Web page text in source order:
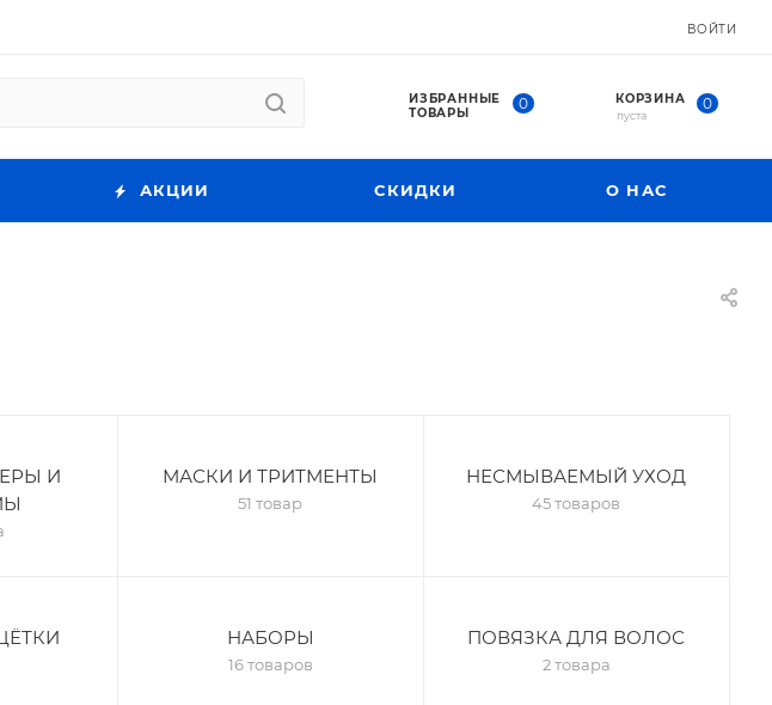
ВОЙТИ
ИЗБРАННЫЕ
ТОВАРЫ
0 КОРЗИНА 0
пуста
АКЦИИ СКИДКИ О НАС
И
МАСКИ И ТРИТМЕНТЫ
51 товар
НЕСМЫВАЕМЫЙ УХОД
45 товаров
НАБОРЫ
16 товаров
ПОВЯЗКА ДЛЯ ВОЛОС
2 товара